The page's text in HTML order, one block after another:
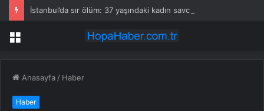
Menü
Anasayfa / Haber
Haber